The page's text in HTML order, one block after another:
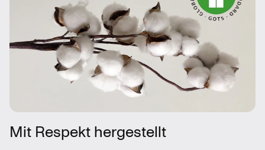
Mit Respekt hergestellt